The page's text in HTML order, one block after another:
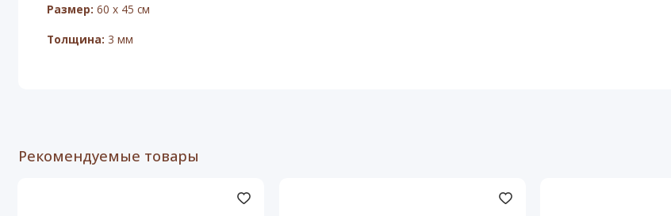
Размер: 60 х 45 см
Толщина: 3 мм
Рекомендуемые товары